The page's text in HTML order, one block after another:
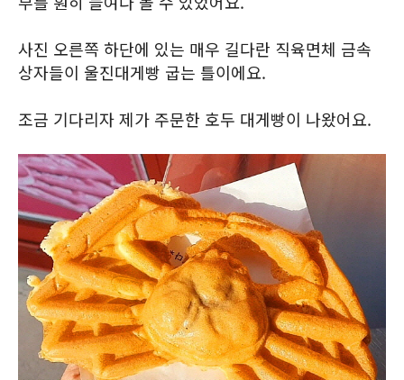
사진 오른쪽 하단에 있는 매우 길다란 직육면체 금속
상자들이 울진대게빵 굽는 틀이에요.
조금 기다리자 제가 주문한 호두 대게빵이 나왔어요.